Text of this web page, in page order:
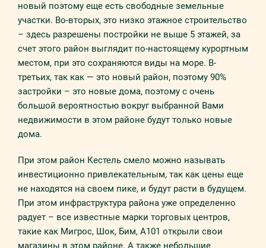
новый поэтому еще есть свободные земельные
участки. Во-вторых, это низко этажное строительство
– здесь разрешены постройки не выше 5 этажей, за
счет этого район выглядит по-настоящему курортным
местом, при это сохраняются виды на море. В-
третьих, так как — это новый район, поэтому 90%
застройки – это новые дома, поэтому с очень
большой вероятностью вокруг выбранной Вами
недвижимости в этом районе будут только новые
дома.
При этом район Кестель смело можно называть
инвестиционно привлекательным, так как цены еще
не находятся на своем пике, и будут расти в будущем.
При этом инфраструктура района уже определенно
радует – все известные марки торговых центров,
такие как Мигрос, Шок, Бим, А101 открыли свои
магазины в этом районе. А также небольшие